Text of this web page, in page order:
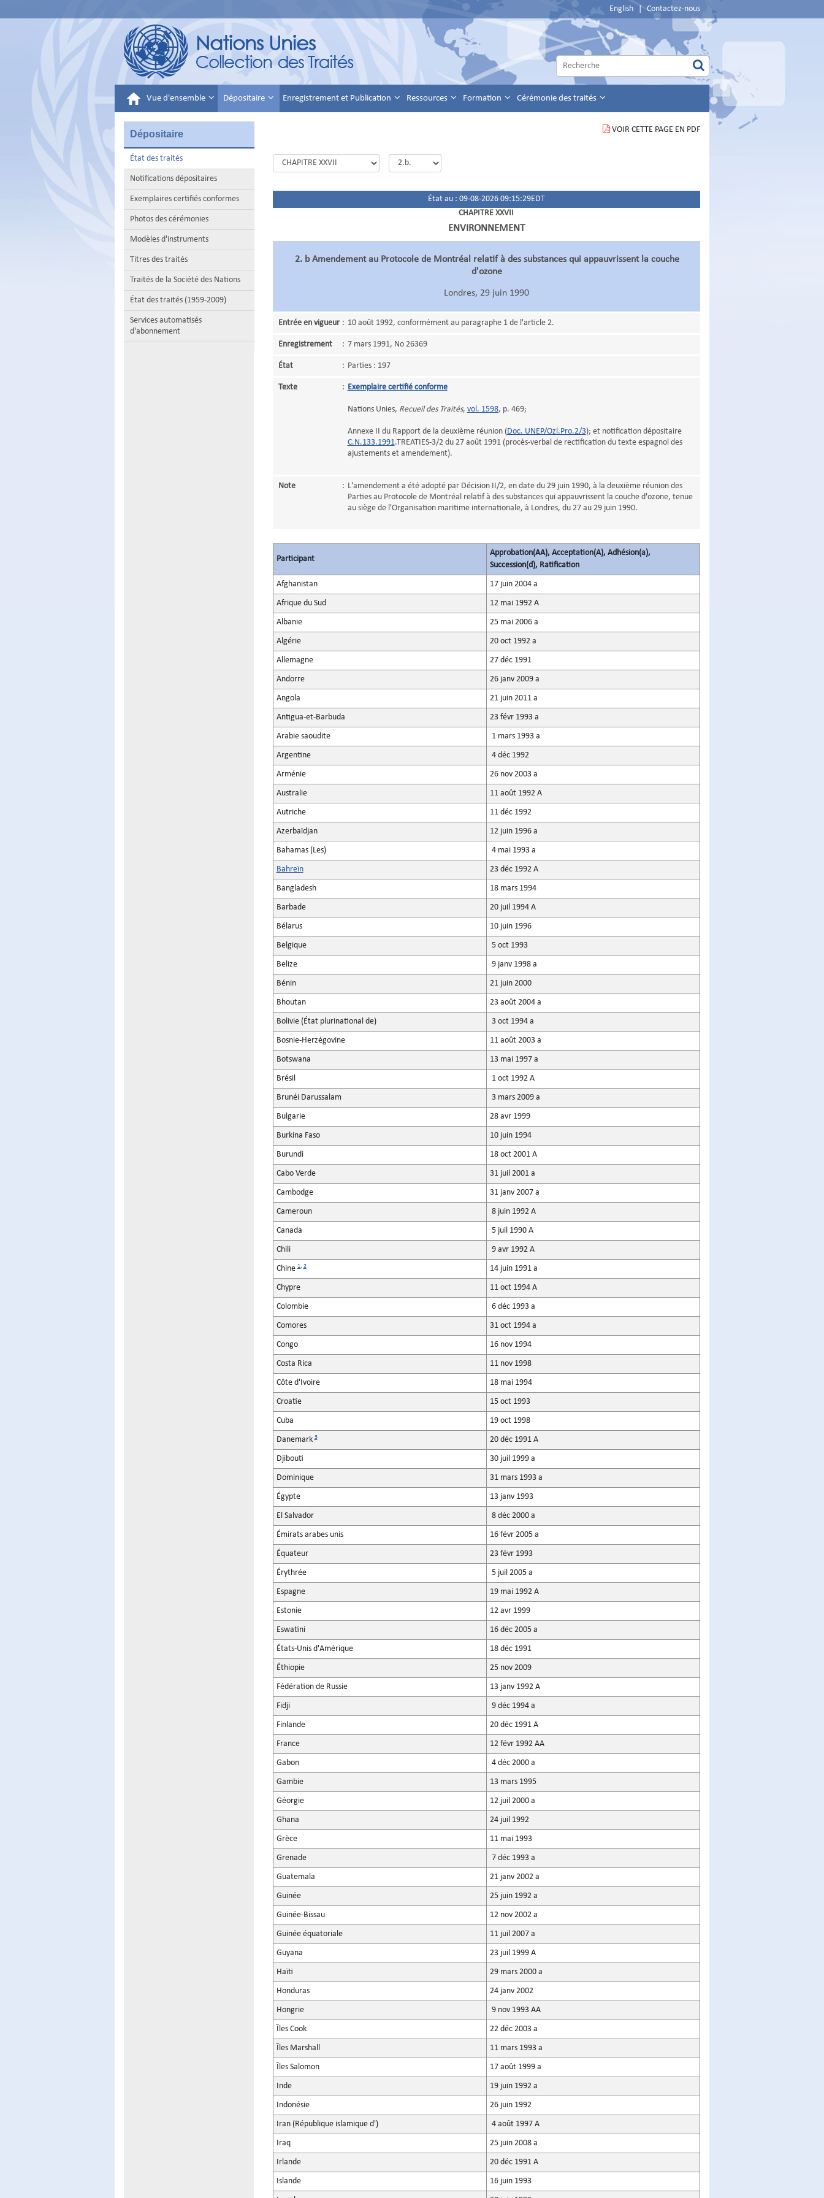
English | Contactez-nous
Vue d'ensemble Dépositaire Enregistrement et Publication Ressources Formation Cérémonie des traités
Dépositaire
État des traités
Notifications dépositaires
Exemplaires certifiés conformes
Photos des cérémonies
Modèles d'instruments
Titres des traités
Traités de la Société des Nations
État des traités (1959-2009)
Services automatisés
d'abonnement
VOIR CETTE PAGE EN PDF
État au : 09-08-2026 09:15:29EDT
CHAPITRE XXVII
ENVIRONNEMENT
2. b Amendement au Protocole de Montréal relatif à des substances qui appauvrissent la couche
d'ozone
Londres, 29 juin 1990
Entrée en vigueur : 10 août 1992, conformément au paragraphe 1 de l'article 2.
Enregistrement : 7 mars 1991, No 26369
État : Parties : 197
Texte : Exemplaire certifié conforme
Nations Unies, Recueil des Traités, vol. 1598, p. 469;
Annexe II du Rapport de la deuxième réunion (Doc. UNEP/Ozl.Pro.2/3); et notification dépositaire
C.N.133.1991.TREATIES-3/2 du 27 août 1991 (procès-verbal de rectification du texte espagnol des
ajustements et amendement).
Note : L'amendement a été adopté par Décision II/2, en date du 29 juin 1990, à la deuxième réunion des
Parties au Protocole de Montréal relatif à des substances qui appauvrissent la couche d'ozone, tenue
au siège de l'Organisation maritime internationale, à Londres, du 27 au 29 juin 1990.
Participant
Approbation(AA), Acceptation(A), Adhésion(a),
Succession(d), Ratification
Afghanistan 17 juin 2004 a
Afrique du Sud 12 mai 1992 A
Albanie 25 mai 2006 a
Algérie 20 oct 1992 a
Allemagne 27 déc 1991
Andorre 26 janv 2009 a
Angola 21 juin 2011 a
Antigua-et-Barbuda 23 févr 1993 a
Arabie saoudite 1 mars 1993 a
Argentine 4 déc 1992
Arménie 26 nov 2003 a
Australie 11 août 1992 A
Autriche 11 déc 1992
Azerbaïdjan 12 juin 1996 a
Bahamas (Les) 4 mai 1993 a
Bahreïn 23 déc 1992 A
Bangladesh 18 mars 1994
Barbade 20 juil 1994 A
Bélarus 10 juin 1996
Belgique 5 oct 1993
Belize 9 janv 1998 a
Bénin 21 juin 2000
Bhoutan 23 août 2004 a
Bolivie (État plurinational de) 3 oct 1994 a
Bosnie-Herzégovine 11 août 2003 a
Botswana 13 mai 1997 a
Brésil 1 oct 1992 A
Brunéi Darussalam 3 mars 2009 a
Bulgarie 28 avr 1999
Burkina Faso 10 juin 1994
Burundi 18 oct 2001 A
Cabo Verde 31 juil 2001 a
Cambodge 31 janv 2007 a
Cameroun 8 juin 1992 A
Canada 5 juil 1990 A
Chili 9 avr 1992 A
Chine1, 2 14 juin 1991 a
Chypre 11 oct 1994 A
Colombie 6 déc 1993 a
Comores 31 oct 1994 a
Congo 16 nov 1994
Costa Rica 11 nov 1998
Côte d'Ivoire 18 mai 1994
Croatie 15 oct 1993
Cuba 19 oct 1998
Danemark3 20 déc 1991 A
Djibouti 30 juil 1999 a
Dominique 31 mars 1993 a
Égypte 13 janv 1993
El Salvador 8 déc 2000 a
Émirats arabes unis 16 févr 2005 a
Équateur 23 févr 1993
Érythrée 5 juil 2005 a
Espagne 19 mai 1992 A
Estonie 12 avr 1999
Eswatini 16 déc 2005 a
États-Unis d'Amérique 18 déc 1991
Éthiopie 25 nov 2009
Fédération de Russie 13 janv 1992 A
Fidji 9 déc 1994 a
Finlande 20 déc 1991 A
France 12 févr 1992 AA
Gabon 4 déc 2000 a
Gambie 13 mars 1995
Géorgie 12 juil 2000 a
Ghana 24 juil 1992
Grèce 11 mai 1993
Grenade 7 déc 1993 a
Guatemala 21 janv 2002 a
Guinée 25 juin 1992 a
Guinée-Bissau 12 nov 2002 a
Guinée équatoriale 11 juil 2007 a
Guyana 23 juil 1999 A
Haïti 29 mars 2000 a
Honduras 24 janv 2002
Hongrie 9 nov 1993 AA
Îles Cook 22 déc 2003 a
Îles Marshall 11 mars 1993 a
Îles Salomon 17 août 1999 a
Inde 19 juin 1992 a
Indonésie 26 juin 1992
Iran (République islamique d') 4 août 1997 A
Iraq 25 juin 2008 a
Irlande 20 déc 1991 A
Islande 16 juin 1993